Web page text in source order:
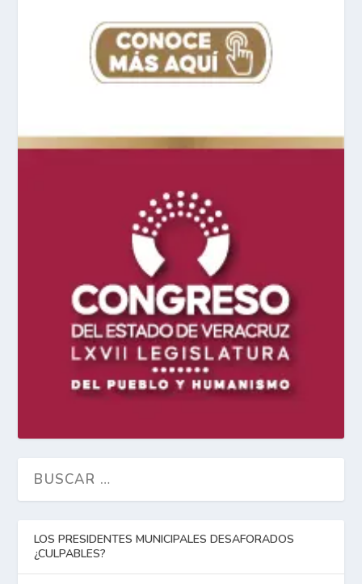
LOS PRESIDENTES MUNICIPALES DESAFORADOS
¿CULPABLES?